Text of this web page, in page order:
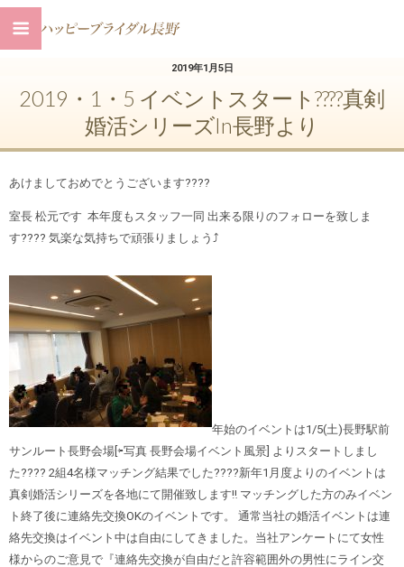
2019年1月5日
2019・1・5 イベントスタート????真剣
婚活シリーズin長野より
あけましておめでとうございます????
室長 松元です 本年度もスタッフ一同 出来る限りのフォローを致しま
す???? 気楽な気持ちで頑張りましょう⤴︎
年始のイベントは1/5(土)長野駅前
サンルート長野会場[⇦写真 長野会場イベント風景] よりスタートしまし
た???? 2組4名様マッチング結果でした????新年1月度よりのイベントは
真剣婚活シリーズを各地にて開催致します‼︎ マッチングした方のみイベン
ト終了後に連絡先交換OKのイベントです。 通常当社の婚活イベントは連
絡先交換はイベント中は自由にしてきました。当社アンケートにて女性
様からのご意見で『連絡先交換が自由だと許容範囲外の男性にライン交